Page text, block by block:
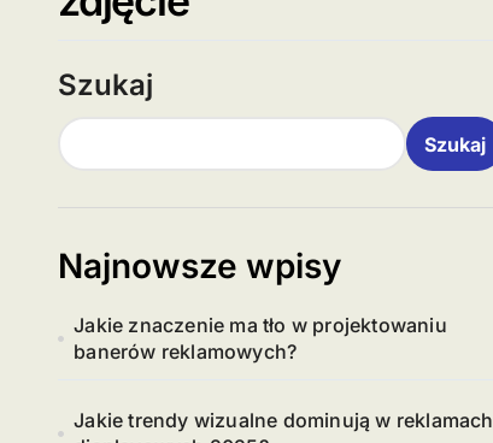
Szukaj
Szukaj
Najnowsze wpisy
Jakie znaczenie ma tło w projektowaniu
banerów reklamowych?
Jakie trendy wizualne dominują w reklamach